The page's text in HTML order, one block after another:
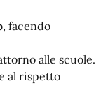
, facendo
alle scuole.
al rispetto